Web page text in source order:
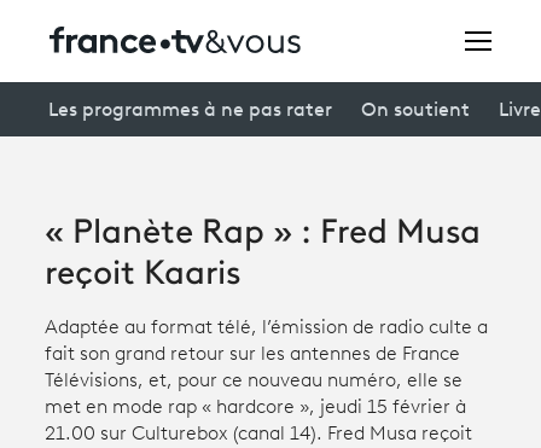
Participer et assister à une émission
À votre écoute
Les programmes à ne pas rater On soutient
« Planète Rap » : Fred Musa
reçoit Kaaris
Adaptée au format télé, l’émission de radio culte a
fait son grand retour sur les antennes de France
Télévisions, et, pour ce nouveau numéro, elle se
met en mode rap « hardcore », jeudi 15 février à
21.00 sur Culturebox (canal 14). Fred Musa reçoit